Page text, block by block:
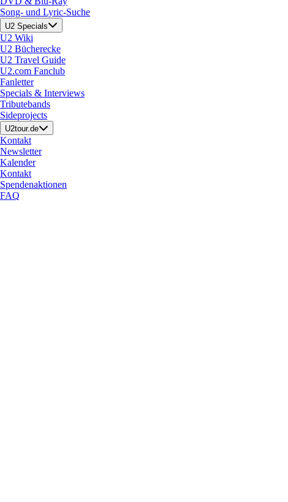
Song- und Lyric-Suche
U2 Specials
U2 Wiki
U2 Bücherecke
U2 Travel Guide
U2.com Fanclub
Fanletter
Specials & Interviews
Tributebands
Sideprojects
U2tour.de
Kontakt
Newsletter
Kalender
Kontakt
Spendenaktionen
FAQ